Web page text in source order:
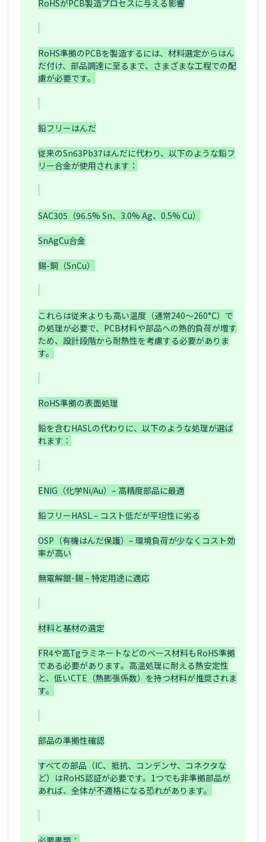
RoHSがPCB製造プロセスに与える影響
RoHS準拠のPCBを製造するには、材料選定からはん
だ付け、部品調達に至るまで、さまざまな工程での配
慮が必要です。
鉛フリーはんだ
従来のSn63Pb37はんだに代わり、以下のような鉛フ
リー合金が使用されます：
SAC305（96.5% Sn、3.0% Ag、0.5% Cu）
SnAgCu合金
錫-銅（SnCu）
これらは従来よりも高い温度（通常240～260°C）で
の処理が必要で、PCB材料や部品への熱的負荷が増す
ため、設計段階から耐熱性を考慮する必要がありま
す。
RoHS準拠の表面処理
鉛を含むHASLの代わりに、以下のような処理が選ば
れます：
ENIG（化学Ni/Au）– 高精度部品に最適
鉛フリーHASL – コスト低だが平坦性に劣る
OSP（有機はんだ保護）– 環境負荷が少なくコスト効
率が高い
無電解銀-錫 – 特定用途に適応
材料と基材の選定
FR4や高Tgラミネートなどのベース材料もRoHS準拠
である必要があります。高温処理に耐える熱安定性
と、低いCTE（熱膨張係数）を持つ材料が推奨されま
す。
部品の準拠性確認
すべての部品（IC、抵抗、コンデンサ、コネクタな
ど）はRoHS認証が必要です。1つでも非準拠部品が
あれば、全体が不適格になる恐れがあります。